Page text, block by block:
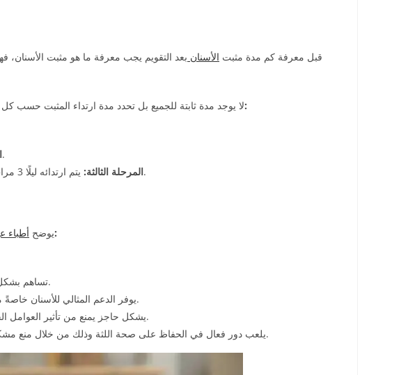
قبل معرفة كم مدة مثبت الأسنان بعد التقويم يجب معرفة ما هو مثبت
لا يوجد مدة ثابتة للجميع بل تحدد مدة ارتداء المثبتولكن عادة ما يتم ارتدائه بناء على 3 مراحل:
من 6 إلى 12 شهر وفي هذه المرحلة يتم تقليل الاستخدام فيها يتم ارتدائه فيها خلال ساعات النوم فقط.
المرحلة الثالثة:يتم ارتدائه ليلًا 3 مرات بالأسبوع هذا في حال كانت حالة الأسنان معقدة وتطلبت تفاصيل كثيرة في التقويم وهذه المرحلة تستمر مدى الحياة.
يوضح أطباء وذلك للأسباب التالية:
تساهم بشكل كبير في الحفاظ على استقرار النتائج التي حققها تقويم الأسنان، وهذا يضمن فاعلية العلاج بل واستدامته مدة طويلة.
يوفر الدعم المثالي للأسنان خاصةً مع الوضع الجديد، ويعد من الخطوات المهمة خاصةً مع الحالات التي تتطلب تحرك كبير للاسنان وذلك أثناء عملية التقويم.
يشكل حاجز يمنع من تأثير العوامل الخارجية على الأسنان مثل مشكلة الضغط وطحن الأسنان ومص الأصابع وغيرها من العادات التي تؤثر على ثبات الأسنان.
يلعب دور فعال في الحفاظ على صحة اللثة وذلك من خلال منع مشكلة تراكم بقايا الطعام والمشروبات بين الأسنان، وهذا بدوره يلعب دور كبير في التقليل من خطر الإصابة بأمراض اللثة.